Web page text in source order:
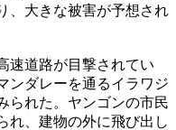
、大きな被害が予想され
速道路が目撃されてい
ンダレーを通るイラワジ
られた。ヤンゴンの市民
れ、建物の外に飛び出し